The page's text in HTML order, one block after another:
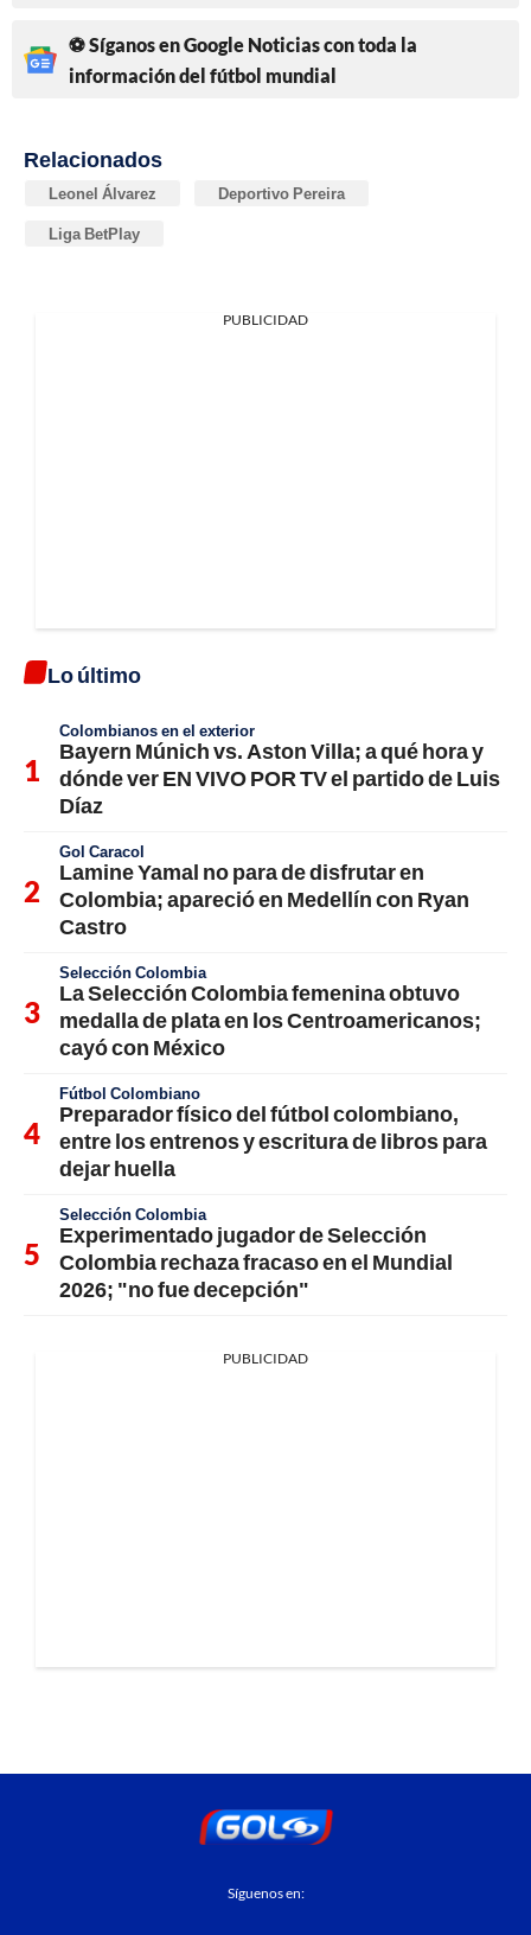
⚽ Síganos en Google Noticias con toda la
información del fútbol mundial
Relacionados
Leonel Álvarez Deportivo Pereira
Liga BetPlay
PUBLICIDAD
Lo último
Colombianos en el exterior
Bayern Múnich vs. Aston Villa; a qué hora y
dónde ver EN VIVO POR TV el partido de Luis
Díaz
Gol Caracol
Lamine Yamal no para de disfrutar en
Colombia; apareció en Medellín con Ryan
Castro
Selección Colombia
La Selección Colombia femenina obtuvo
medalla de plata en los Centroamericanos;
cayó con México
Fútbol Colombiano
Preparador físico del fútbol colombiano,
entre los entrenos y escritura de libros para
dejar huella
Selección Colombia
Experimentado jugador de Selección
Colombia rechaza fracaso en el Mundial
2026; "no fue decepción"
PUBLICIDAD
Síguenos en: